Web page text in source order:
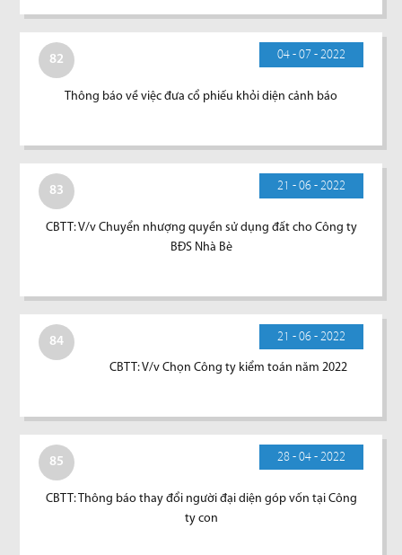
82 04 - 07 - 2022
Thông báo về việc đưa cổ phiếu khỏi diện cảnh báo
83 21 - 06 - 2022
CBTT: V/v Chuyển nhượng quyền sử dụng đất cho Công ty
BĐS Nhà Bè
84 21 - 06 - 2022
CBTT: V/v Chọn Công ty kiểm toán năm 2022
85 28 - 04 - 2022
CBTT: Thông báo thay đổi người đại diện góp vốn tại Công
ty con